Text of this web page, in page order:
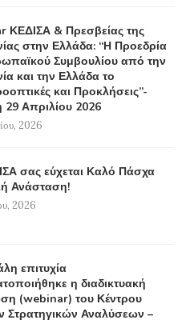
ΚΕΔΙΣΑ & Πρεσβείας της
στην Ελλάδα: “Η Προεδρία
Συμβουλίου από την
και την Ελλάδα το
και Προκλήσεις”-
29 Απριλίου 2026
2026
σας εύχεται Καλό Πάσχα
Ανάσταση!
2026
επιτυχία
η διαδικτυακή
(webinar) του Κέντρου
Στρατηγικών Αναλύσεων –